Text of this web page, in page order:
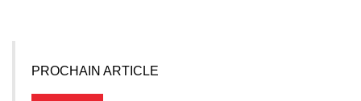
PROCHAIN ARTICLE